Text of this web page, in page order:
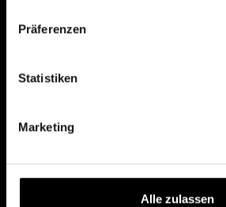
Präferenzen
Statistiken
Marketing
Alle zulassen
All rights reserved.
Depot eröffnen
Depot übertragen
Konditionen